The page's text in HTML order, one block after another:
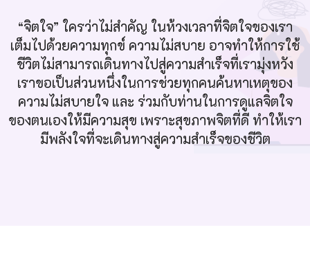
“จิตใจ” ใครว่าไม่สำคัญ ในห้วงเวลาที่จิตใจของเรา
เต็มไปด้วยความทุกข์ ความไม่สบาย อาจทำให้การใช้
ชีวิตไม่สามารถเดินทางไปสู่ความสำเร็จที่เรามุ่งหวัง
เราขอเป็นส่วนหนึ่งในการช่วยทุกคนค้นหาเหตุของ
ความไม่สบายใจ และ ร่วมกับท่านในการดูแลจิตใจ
ของตนเองให้มีความสุข เพราะสุขภาพจิตที่ดี ทำให้เรา
มีพลังใจที่จะเดินทางสู่ความสำเร็จของชีวิต